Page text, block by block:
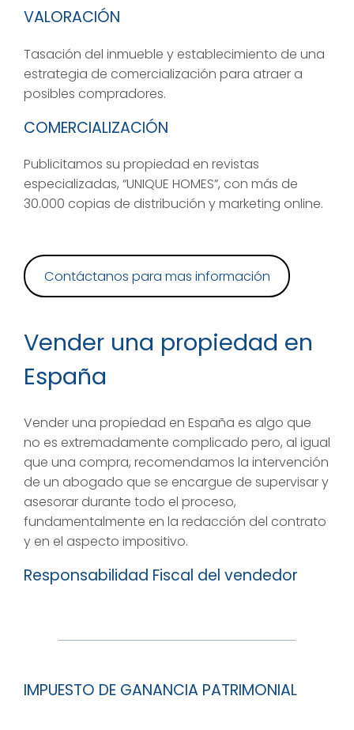
VALORACIÓN
Tasación del inmueble y establecimiento de una
estrategia de comercialización para atraer a
posibles compradores.
COMERCIALIZACIÓN
Publicitamos su propiedad en revistas
especializadas, “UNIQUE HOMES”, con más de
30.000 copias de distribución y marketing online.
Contáctanos para mas información
Vender una propiedad en
España
Vender una propiedad en España es algo que
no es extremadamente complicado pero, al igual
que una compra, recomendamos la intervención
de un abogado que se encargue de supervisar y
asesorar durante todo el proceso,
fundamentalmente en la redacción del contrato
y en el aspecto impositivo.
Responsabilidad Fiscal del vendedor
IMPUESTO DE GANANCIA PATRIMONIAL